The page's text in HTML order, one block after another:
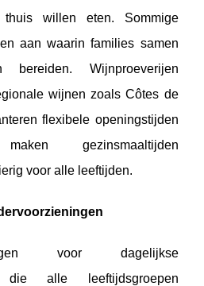
willen eten. Sommige
aan waarin families samen
Wijnproeverijen
wijnen zoals Côtes de
flexibele openingstijden
gezinsmaaltijden
voor alle leeftijden.
voor dagelijkse
die alle leeftijdsgroepen